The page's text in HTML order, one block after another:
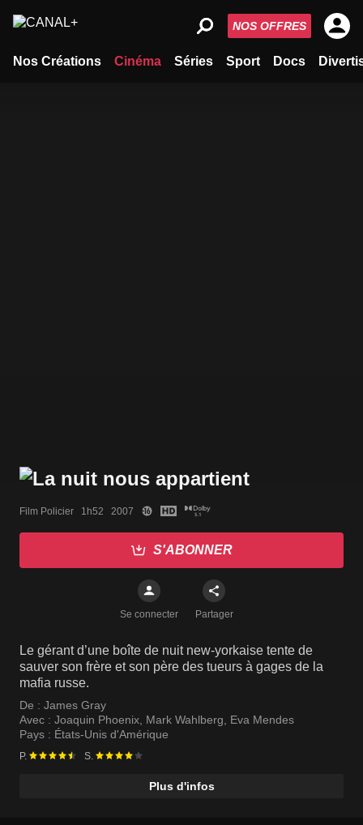
Nos Créations Cinéma Séries Sport Docs
NOS OFFRES
Film Policier   1h52   2007
S'ABONNER
Se connecter Partager
Le gérant d’une boîte de nuit new-yorkaise tente de
sauver son frère et son père des tueurs à gages de la
mafia russe.
De : James Gray
Avec : Joaquin Phoenix, Mark Wahlberg, Eva Mendes
Pays : États-Unis d'Amérique
P. S.
Plus d'infos